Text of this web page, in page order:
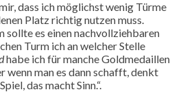
dass ich möglichst wenig Türme
Platz richtig nutzen muss.
sollte es einen nachvollziehbaren
Turm ich an welcher Stelle
habe ich für manche Goldmedaillen
wenn man es dann schafft, denkt
das macht Sinn.“.